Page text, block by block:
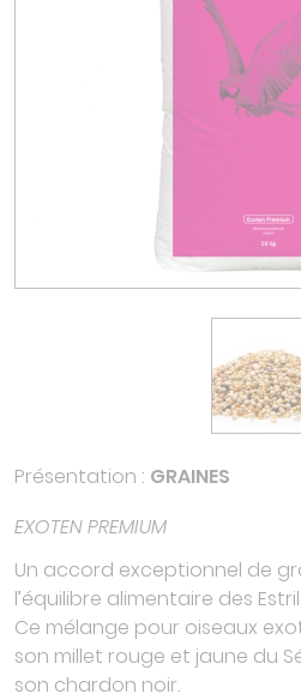
Présentation : GRAINES
EXOTEN PREMIUM
Un accord exceptionnel de
l’équilibre alimentaire des
Ce mélange pour oiseaux
son millet rouge et jaune du
son chardon noir.